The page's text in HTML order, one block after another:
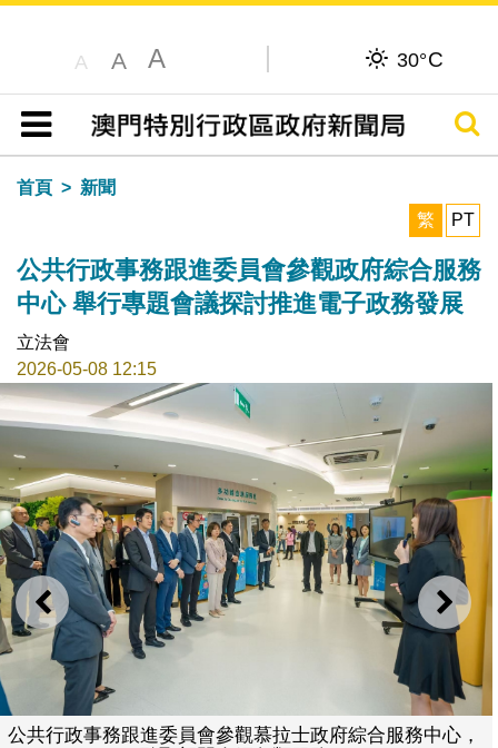
A A A 30°C
目錄
搜尋
首頁
新聞
繁
PT
公共行政事務跟進委員會參觀政府綜合服務
中心 舉行專題會議探討推進電子政務發展
立法會
2026-05-08 12:15
上一則 下一
公共行政事務跟進委員會參觀慕拉士政府綜合服務中心，